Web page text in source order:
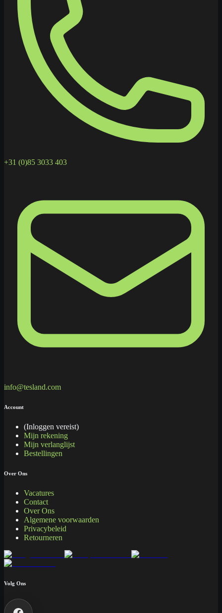
+31 (0)85 3033 403
info@tesland.com
Account
(Inloggen vereist)
Mijn rekening
Mijn verlanglijst
Bestellingen
Over Ons
Vacatures
Contact
Over Ons
Algemene voorwaarden
Privacybeleid
Retourneren
Volg Ons